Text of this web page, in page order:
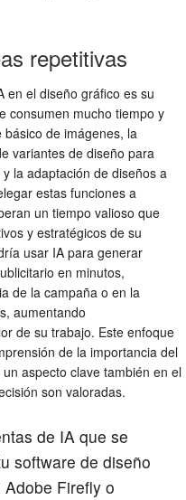
repetitivas
en el diseño gráfico es su
consumen mucho tiempo y
de imágenes, la
variantes de diseño para
la adaptación de diseños a
estas funciones a
un tiempo valioso que
y estratégicos de su
usar IA para generar
en minutos,
de la campaña o en la
aumentando
de su trabajo. Este enfoque
de la importancia del
aspecto clave también en el
son valoradas.
de IA que se
software de diseño
Firefly o